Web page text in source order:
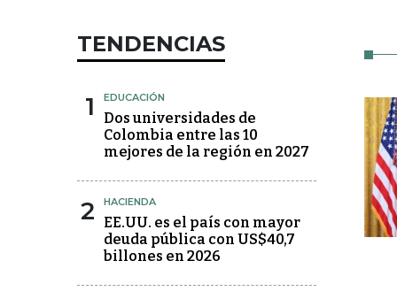
TENDENCIAS
1 EDUCACIÓN
Dos universidades de
Colombia entre las 10
mejores de la región en 2027
2 HACIENDA
EE.UU. es el país con mayor
deuda pública con US$40,7
billones en 2026